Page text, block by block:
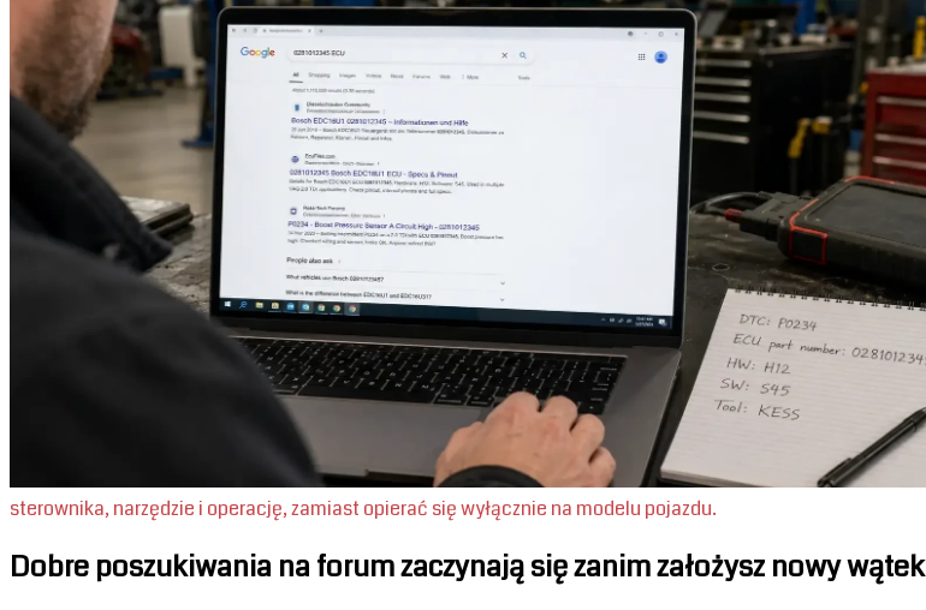
sterownika, narzędzie i operację, zamiast opierać się wyłącznie na modelu pojazdu.
Dobre poszukiwania na forum zaczynają się zanim założysz nowy wątek